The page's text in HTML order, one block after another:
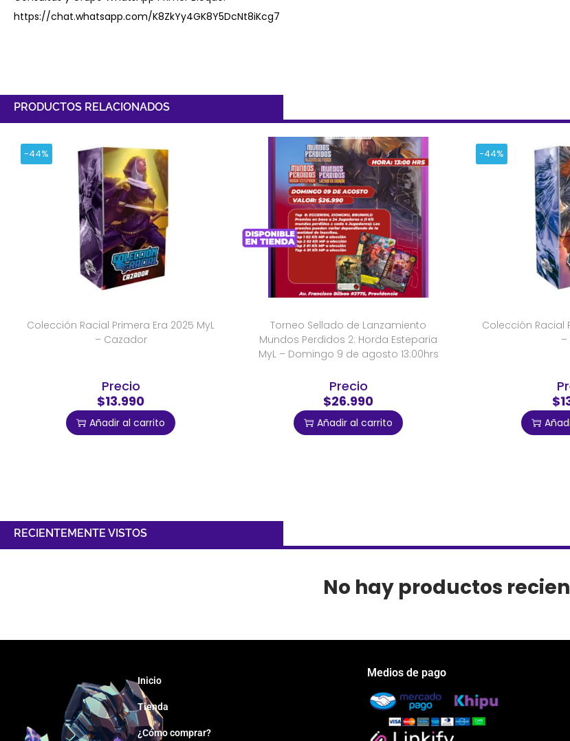
https://chat.whatsapp.com/K8ZkYy4GK8Y5DcNt8iKcg7
PRODUCTOS RELACIONADOS
-44%
Colección Racial Primera Era 2025 MyL
– Cazador
Precio
$13.990
Añadir al carrito
Torneo Sellado de Lanzamiento
Mundos Perdidos 2: Horda Esteparia
MyL – Domingo 9 de agosto 13:00hrs
Precio
$26.990
Añadir al carrito
-44%
Colección Racial
–
RECIENTEMENTE VISTOS
No hay productos
Inicio
Tienda
¿Cómo comprar?
Medios de pago